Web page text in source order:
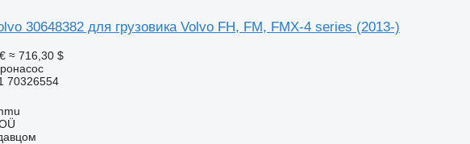
30648382 для грузовика Volvo FH, FM, FMX-4 series (2013-)
≈ 716,30 $
70326554